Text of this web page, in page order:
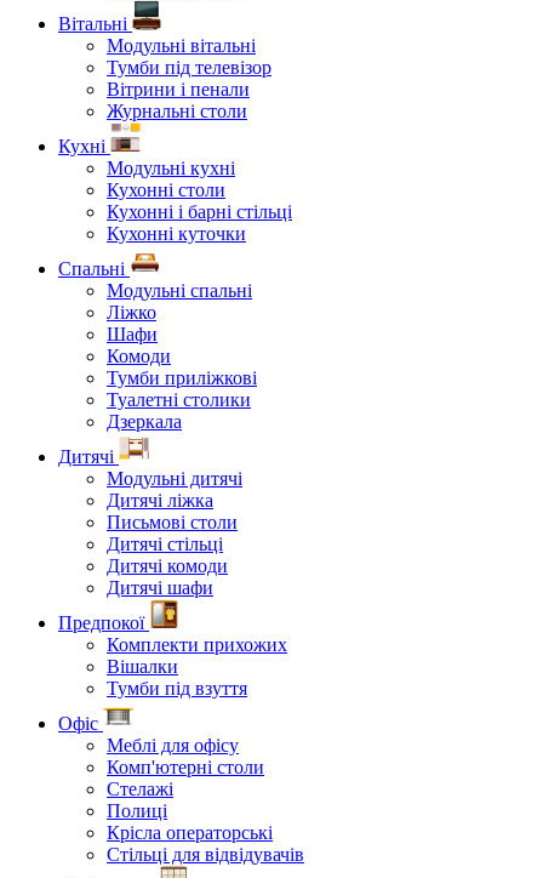
Вітальні
Модульні вітальні
Тумби під телевізор
Вітрини і пенали
Журнальні столи
Кухні
Модульні кухні
Кухонні столи
Кухонні і барні стільці
Кухонні куточки
Спальні
Модульні спальні
Ліжко
Шафи
Комоди
Тумби приліжкові
Туалетні столики
Дзеркала
Дитячі
Модульні дитячі
Дитячі ліжка
Письмові столи
Дитячі стільці
Дитячі комоди
Дитячі шафи
Предпокої
Комплекти прихожих
Вішалки
Тумби під взуття
Офіс
Меблі для офісу
Комп'ютерні столи
Стелажі
Полиці
Крісла операторські
Стільці для відвідувачів